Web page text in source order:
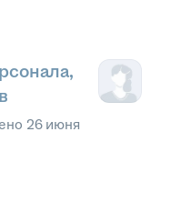
26 июня